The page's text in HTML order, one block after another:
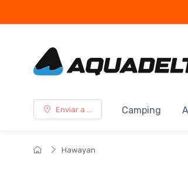
Enviar a ... Camping
Hawayan